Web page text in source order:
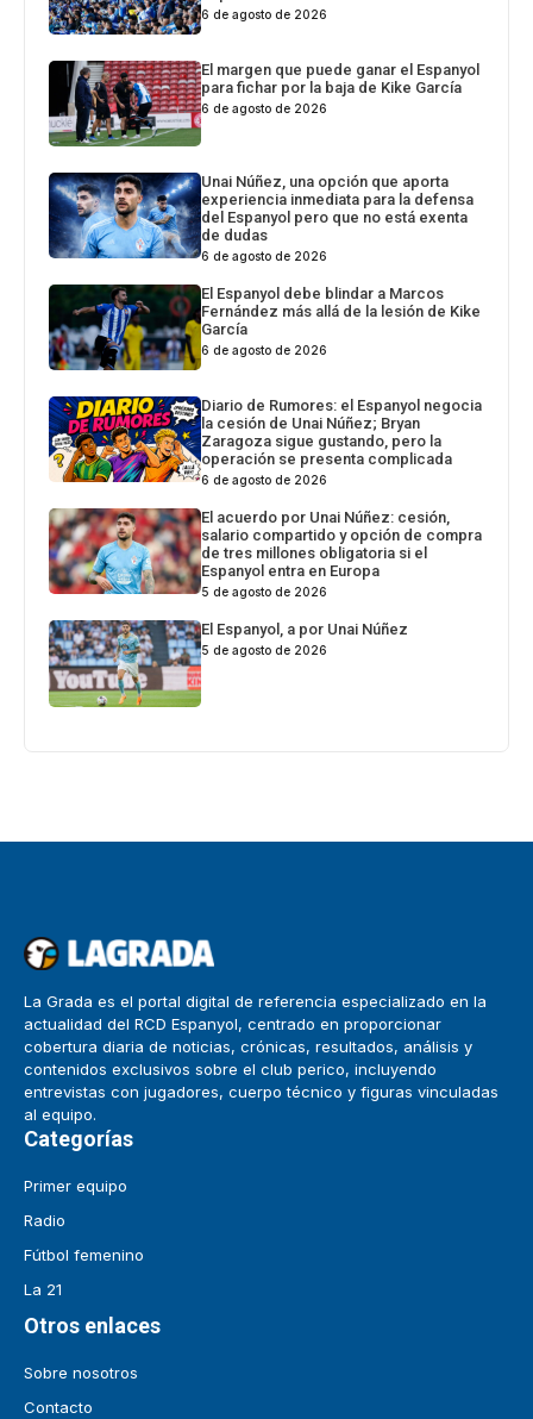
6 de agosto de 2026
El margen que puede ganar el Espanyol
para fichar por la baja de Kike García
6 de agosto de 2026
Unai Núñez, una opción que aporta
experiencia inmediata para la defensa
del Espanyol pero que no está exenta
de dudas
6 de agosto de 2026
El Espanyol debe blindar a Marcos
Fernández más allá de la lesión de Kike
García
6 de agosto de 2026
Diario de Rumores: el Espanyol negocia
la cesión de Unai Núñez; Bryan
Zaragoza sigue gustando, pero la
operación se presenta complicada
6 de agosto de 2026
El acuerdo por Unai Núñez: cesión,
salario compartido y opción de compra
de tres millones obligatoria si el
Espanyol entra en Europa
5 de agosto de 2026
El Espanyol, a por Unai Núñez
5 de agosto de 2026
La Grada es el portal digital de referencia especializado en la
actualidad del RCD Espanyol, centrado en proporcionar
cobertura diaria de noticias, crónicas, resultados, análisis y
contenidos exclusivos sobre el club perico, incluyendo
entrevistas con jugadores, cuerpo técnico y figuras vinculadas
al equipo.
Categorías
Primer equipo
Radio
Fútbol femenino
La 21
Otros enlaces
Sobre nosotros
Contacto